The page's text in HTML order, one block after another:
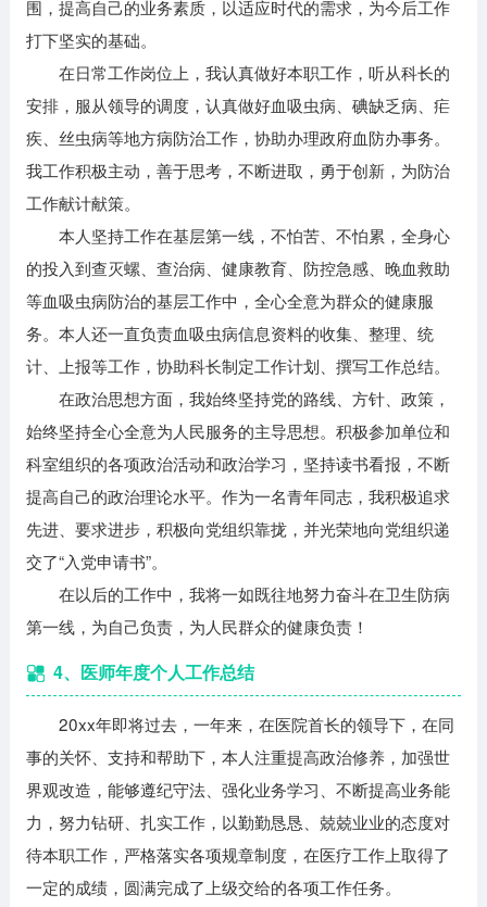
围，提高自己的业务素质，以适应时代的需求，为今后工作
打下坚实的基础。
在日常工作岗位上，我认真做好本职工作，听从科长的
安排，服从领导的调度，认真做好血吸虫病、碘缺乏病、疟
疾、丝虫病等地方病防治工作，协助办理政府血防办事务。
我工作积极主动，善于思考，不断进取，勇于创新，为防治
工作献计献策。
本人坚持工作在基层第一线，不怕苦、不怕累，全身心
的投入到查灭螺、查治病、健康教育、防控急感、晚血救助
等血吸虫病防治的基层工作中，全心全意为群众的健康服
务。本人还一直负责血吸虫病信息资料的收集、整理、统
计、上报等工作，协助科长制定工作计划、撰写工作总结。
在政治思想方面，我始终坚持党的路线、方针、政策，
始终坚持全心全意为人民服务的主导思想。积极参加单位和
科室组织的各项政治活动和政治学习，坚持读书看报，不断
提高自己的政治理论水平。作为一名青年同志，我积极追求
先进、要求进步，积极向党组织靠拢，并光荣地向党组织递
交了“入党申请书”。
在以后的工作中，我将一如既往地努力奋斗在卫生防病
第一线，为自己负责，为人民群众的健康负责！
4、医师年度个人工作总结
20xx年即将过去，一年来，在医院首长的领导下，在同
事的关怀、支持和帮助下，本人注重提高政治修养，加强世
界观改造，能够遵纪守法、强化业务学习、不断提高业务能
力，努力钻研、扎实工作，以勤勤恳恳、兢兢业业的态度对
待本职工作，严格落实各项规章制度，在医疗工作上取得了
一定的成绩，圆满完成了上级交给的各项工作任务。